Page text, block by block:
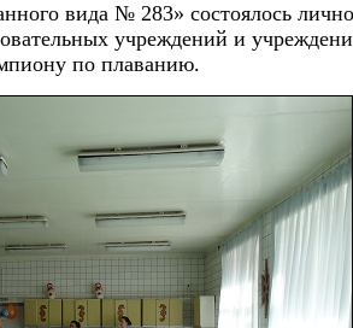
вида № 283» состоялось
учреждений и
по плаванию.